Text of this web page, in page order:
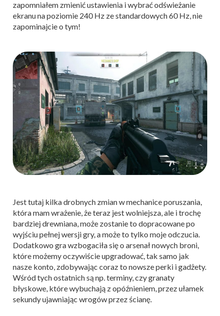
zapomniałem zmienić ustawienia i wybrać odświeżanie
ekranu na poziomie 240 Hz ze standardowych 60 Hz, nie
zapominajcie o tym!
Jest tutaj kilka drobnych zmian w mechanice poruszania,
która mam wrażenie, że teraz jest wolniejsza, ale i trochę
bardziej drewniana, może zostanie to dopracowane po
wyjściu pełnej wersji gry, a może to tylko moje odczucia.
Dodatkowo gra wzbogaciła się o arsenał nowych broni,
które możemy oczywiście upgradować, tak samo jak
nasze konto, zdobywając coraz to nowsze perki i gadżety.
Wśród tych ostatnich są np. terminy, czy granaty
błyskowe, które wybuchają z opóźnieniem, przez ułamek
sekundy ujawniając wrogów przez ścianę.